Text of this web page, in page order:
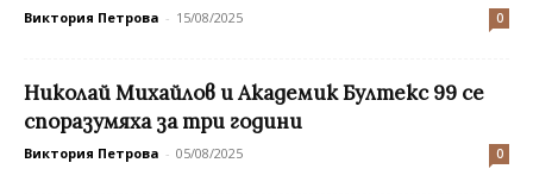
Виктория Петрова - 15/08/2025 0
Николай Михайлов и Академик Бултекс 99 се
споразумяха за три години
Виктория Петрова - 05/08/2025 0